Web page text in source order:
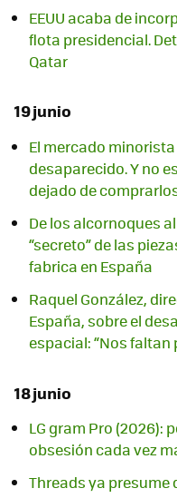
EEUU acaba de
flota presidencial.
Qatar
19 junio
El mercado
desaparecido. Y no
dejado de
De los alcornoques
“secreto” de las
fabrica en España
Raquel González,
España, sobre el
espacial: “Nos faltan
18 junio
LG gram Pro (2026):
obsesión cada vez
Threads ya presume